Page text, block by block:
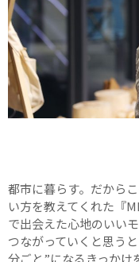
都市に暮らす。だから
い方を教えてくれた『
で出会えた心地のいい
つながっていくと思う
分ごと”になるきっかけ